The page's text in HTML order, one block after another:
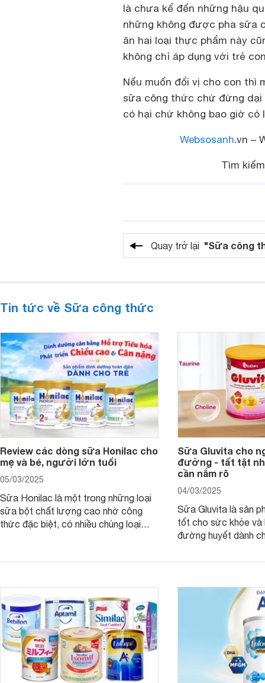
là chưa kể đến những hậu
những không được pha sữa
ăn hai loại thực phẩm này
không chỉ áp dụng với trẻ
Nếu muốn đổi vị cho con thì
sữa công thức chứ đừng dại
có hại chứ không bao giờ có
Websosanh.vn –
Tìm
Quay trở lại "Sữa công
Tin tức về Sữa công thức
Review các dòng sữa Honilac cho
mẹ và bé, người lớn tuổi
05/03/2025
Sữa Honilac là một trong những loại
sữa bột chất lượng cao nhờ công
thức đặc biệt, có nhiều chủng loại
Sữa Gluvita cho
đường - tất tật
cần nắm rõ
04/03/2025
Sữa Gluvita là sản
tốt cho sức khỏe và
đường huyết dành
thể gì, hãy cùng
hiểu ngay trong bài